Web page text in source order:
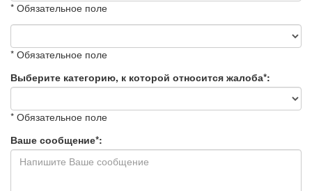
* Обязательное поле
* Обязательное поле
Выберите категорию, к которой относится жалоба*:
* Обязательное поле
Ваше сообщение*: